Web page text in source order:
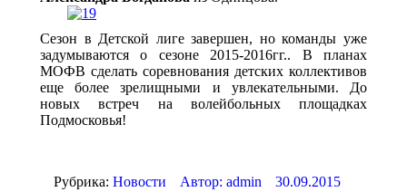
Сезон в Детской лиге завершен, но команды уже
задумываются о сезоне 2015-2016гг.. В планах
МОФВ сделать соревнования детских коллективов
еще более зрелищными и увлекательными. До
новых встреч на волейбольных площадках
Подмосковья!
Рубрика: Новости Автор: admin
30.09.2015